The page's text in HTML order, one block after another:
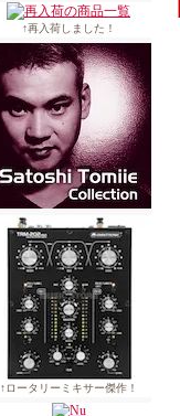
↑再入荷しました！
↑ロータリーミキサー傑作！